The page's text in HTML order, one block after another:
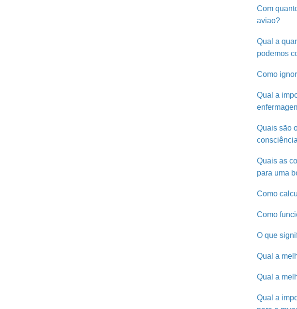
Com
aviao?
Qual a
podemos
Como
Qual a
Quais são
Quais as
para uma
Como
Como
O que
Qual a
Qual a
Qual a